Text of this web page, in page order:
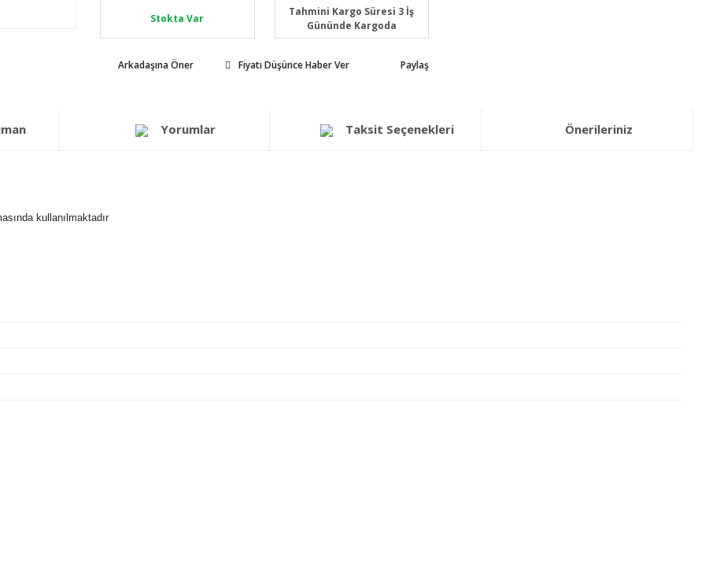
Stokta Var
Tahmini Kargo Süresi 3 İş
Gününde Kargoda
Arkadaşına Öner Fiyatı Düşünce Haber Ver Paylaş
Yorumlar Taksit Seçenekleri Önerileriniz
kullanılmaktadır